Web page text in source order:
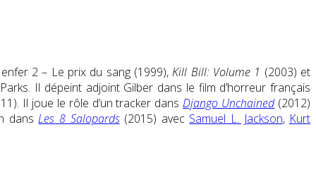
2 – Le prix du sang (1999),Kill Bill: Volume 1 (2003) et
Il dépeint adjoint Gilber dans le film d’horreur français
Il joue le rôle d’untracker dansDjango Unchained(2012)
dansLes 8 Salopards(2015) avec Samuel L. Jackson, Kurt